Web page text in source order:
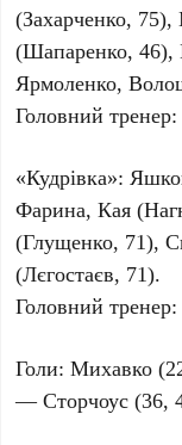
(Захарченко,
(Шапаренко, 46),
Ярмоленко,
Головний
«Кудрівка»:
Фарина, Кая
(Глущенко, 71),
(Лєгостаєв, 71).
Головний
Голи: Михавко
— Сторчоус (36,